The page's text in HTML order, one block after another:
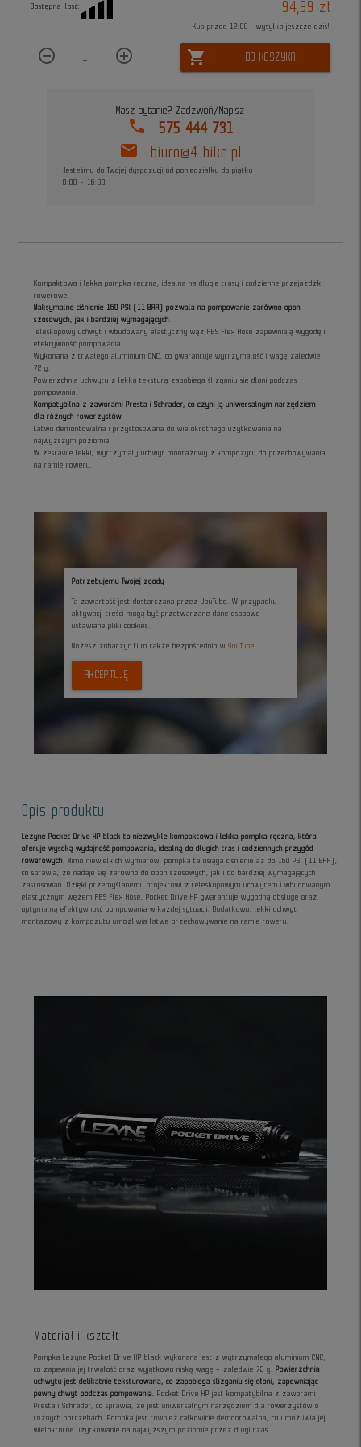
Dostępna ilość: 94,99 zł
Kup przed 12:00 - wysyłka jeszcze dziś!
remove_circle_outline add_circle_outline shopping_cart DO KOSZYKA
Masz pytanie? Zadzwoń/Napisz
phone 575 444 731
mail biuro@4-bike.pl
Jesteśmy do Twojej dyspozycji od poniedziałku do piątku
8:00 - 16:00
Kompaktowa i lekka pompka ręczna, idealna na długie trasy i codzienne przejażdżki
rowerowe.
Maksymalne ciśnienie 160 PSI (11 BAR) pozwala na pompowanie zarówno opon
szosowych, jak i bardziej wymagających
Teleskopowy uchwyt i wbudowany elastyczny wąż ABS Flex Hose zapewniają wygodę i
efektywność pompowania.
Wykonana z trwałego aluminium CNC, co gwarantuje wytrzymałość i wagę zaledwie
72 g.
Powierzchnia uchwytu z lekką teksturą zapobiega ślizganiu się dłoni podczas
pompowania.
Kompatybilna z zaworami Presta i Schrader, co czyni ją uniwersalnym narzędziem
dla różnych rowerzystów
Łatwo demontowalna i przystosowana do wielokrotnego użytkowania na
najwyższym poziomie.
W zestawie lekki, wytrzymały uchwyt montażowy z kompozytu do przechowywania
na ramie roweru.
Potrzebujemy Twojej zgody
Ta zawartość jest dostarczana przez YouTube. W przypadku
aktywacji treści mogą być przetwarzane dane osobowe i
ustawiane pliki cookies.
Możesz zobaczyc film także bezpośrednio w YouTube
AKCEPTUJĘ
Opis produktu
Lezyne Pocket Drive HP black to niezwykle kompaktowa i lekka pompka ręczna, która
oferuje wysoką wydajność pompowania, idealną do długich tras i codziennych przygód
rowerowych
. Mimo niewielkich wymiarów, pompka ta osiąga ciśnienie aż do 160 PSI (11 BAR),
co sprawia, że nadaje się zarówno do opon szosowych, jak i do bardziej wymagających
zastosowań. Dzięki przemyślanemu projektowi z teleskopowym uchwytem i wbudowanym
elastycznym wężem ABS Flex Hose, Pocket Drive HP gwarantuje wygodną obsługę oraz
optymalną efektywność pompowania w każdej sytuacji. Dodatkowo, lekki uchwyt
montażowy z kompozytu umożliwia łatwe przechowywanie na ramie roweru.
Materiał i kształt
Pompka Lezyne Pocket Drive HP black wykonana jest z wytrzymałego aluminium CNC,
co zapewnia jej trwałość oraz wyjątkowo niską wagę – zaledwie 72 g. Powierzchnia
uchwytu jest delikatnie teksturowana, co zapobiega ślizganiu się dłoni, zapewniając
pewny chwyt podczas pompowania.
Pocket Drive HP jest kompatybilna z zaworami
Presta i Schrader, co sprawia, że jest uniwersalnym narzędziem dla rowerzystów o
różnych potrzebach. Pompka jest również całkowicie demontowalna, co umożliwia jej
wielokrotne użytkowanie na najwyższym poziomie przez długi czas.